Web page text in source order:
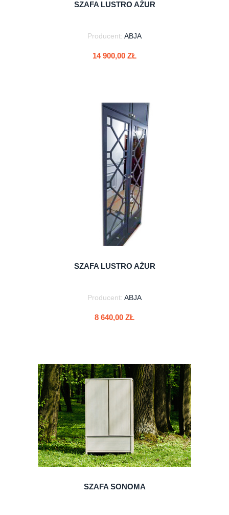
SZAFA LUSTRO AŻUR
Producent: ABJA
14 900,00 ZŁ
do koszyka
SZAFA LUSTRO AŻUR
Producent: ABJA
8 640,00 ZŁ
do koszyka
SZAFA SONOMA